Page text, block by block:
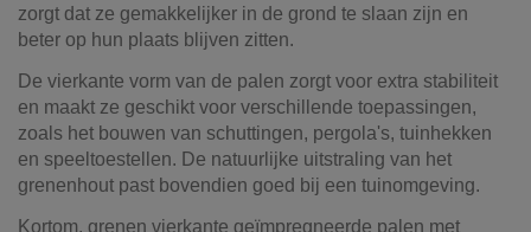
zorgt dat ze gemakkelijker in de grond te slaan zijn en
beter op hun plaats blijven zitten.
De vierkante vorm van de palen zorgt voor extra stabiliteit
en maakt ze geschikt voor verschillende toepassingen,
zoals het bouwen van schuttingen, pergola's, tuinhekken
en speeltoestellen. De natuurlijke uitstraling van het
grenenhout past bovendien goed bij een tuinomgeving.
Kortom, grenen vierkante geïmpregneerde palen met